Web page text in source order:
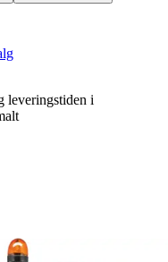
leveringstiden i